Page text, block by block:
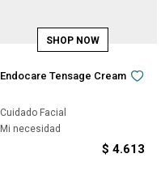
Endocare Tensage Cream
Cuidado Facial
Mi necesidad
$ 4.613